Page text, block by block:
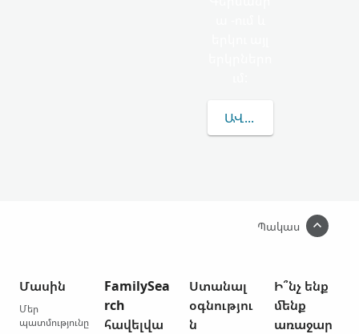
ԱՎԵԼԻՆ ԻՄԱՆԱԼ
Պակաս
Մասին
Մեր
պատմությունը
FamilySea
rch
հավելվա
Ստանալ
օգնությու
ն
Ի՞նչ ենք
մենք
առաջար